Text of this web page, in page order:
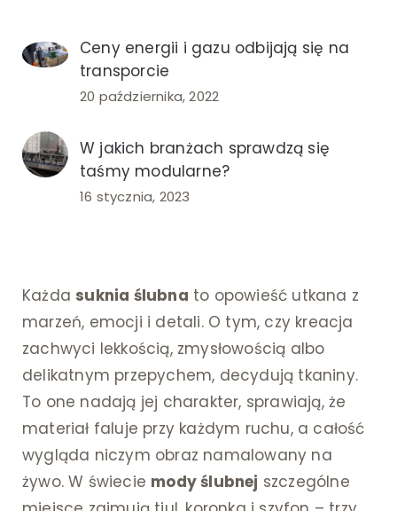
Ceny energii i gazu odbijają się na
transporcie
20 października, 2022
W jakich branżach sprawdzą się
taśmy modularne?
16 stycznia, 2023
Każda suknia ślubna to opowieść utkana z
marzeń, emocji i detali. O tym, czy kreacja
zachwyci lekkością, zmysłowością albo
delikatnym przepychem, decydują tkaniny.
To one nadają jej charakter, sprawiają, że
materiał faluje przy każdym ruchu, a całość
wygląda niczym obraz namalowany na
żywo. W świecie mody ślubnej szczególne